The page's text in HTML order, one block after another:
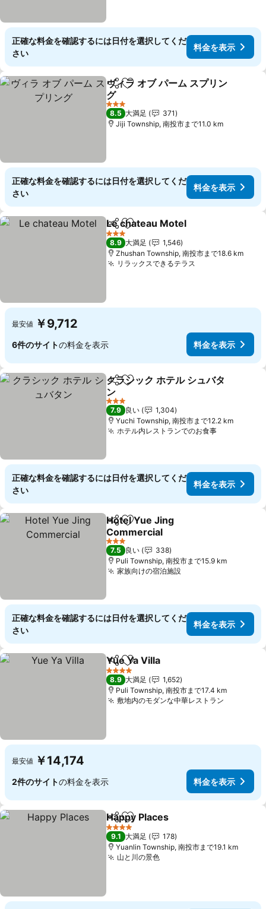
正確な料金を確認するには日付を選択してくだ
さい
料金を表示
シェアお気に入りに追加
ヴィラ オブ パーム スプリン
グ
料金を表示
3 ホテルのランク
8.5 大満足
371
Jiji Township, 南投市まで11.0 km
正確な料金を確認するには日付を選択してくだ
さい
料金を表示
シェアお気に入りに追加
Le chateau Motel
3 ホテルのランク
8.9 大満足
1,546
Zhushan Township, 南投市まで18.6 km
リラックスできるテラス
最安値 ￥9,712
6件のサイトの料金を表示 料金を表示
シェアお気に入りに追加
クラシック ホテル シュバタ
ン
料金を表示
3 ホテルのランク
7.9 良い
1,304
Yuchi Township, 南投市まで12.2 km
ホテル内レストランでのお食事料金を表示
正確な料金を確認するには日付を選択してくだ
さい
料金を表示
シェアお気に入りに追加
Hotel Yue Jing
Commercial
料金を表示
3 ホテルのランク
7.5 良い
338
Puli Township, 南投市まで15.9 km
家族向けの宿泊施設料金を表示
正確な料金を確認するには日付を選択してくだ
さい
料金を表示
シェアお気に入りに追加
Yue Ya Villa
4 ホテルのランク
8.9 大満足
1,652
Puli Township, 南投市まで17.4 km
敷地内のモダンな中華レストラン
最安値 ￥14,174
2件のサイトの料金を表示 料金を表示
シェアお気に入りに追加
Happy Places
4 ホテルのランク
9.1 大満足
178
Yuanlin Township, 南投市まで19.1 km
山と川の景色料金を表示